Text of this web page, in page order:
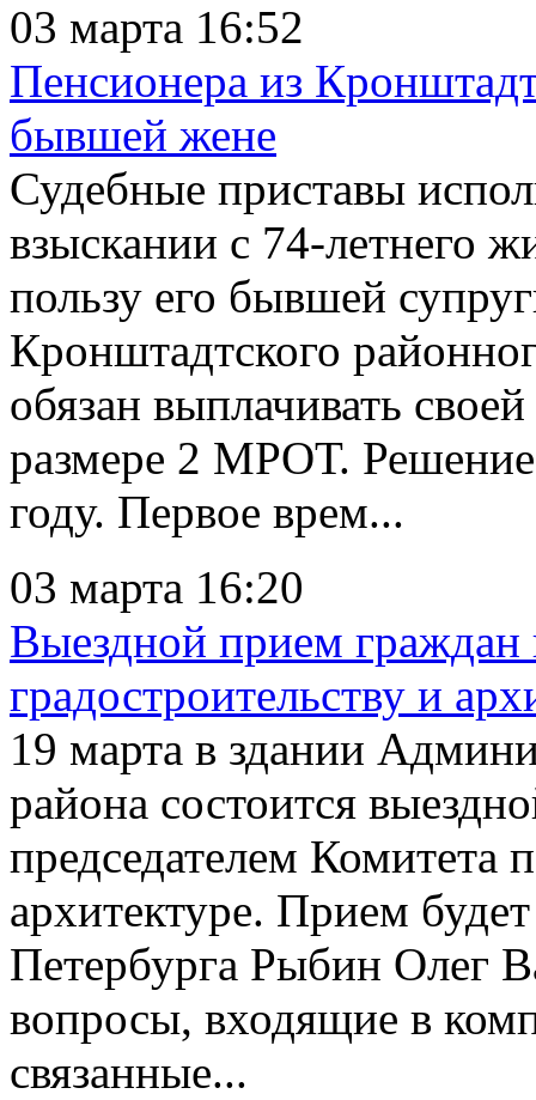
03 марта 16:52
Пенсионера из
бывшей жене
Судебные приставы
взыскании с 74-летнего
пользу его бывшей
Кронштадтского
обязан выплачивать
размере 2 МРОТ.
году. Первое врем...
03 марта 16:20
Выездной прием граждан
градостроительству и
19 марта в здании
района состоится
председателем Комитета
архитектуре. Прием
Петербурга Рыбин Олег
вопросы, входящие в
связанные...